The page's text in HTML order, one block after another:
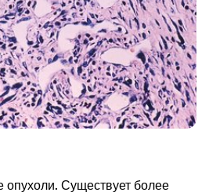
Существует более